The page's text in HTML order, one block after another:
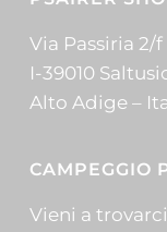
Via Passiria 2/f
I-39010
Alto Adige –
CAMPEGGIO
Vieni a